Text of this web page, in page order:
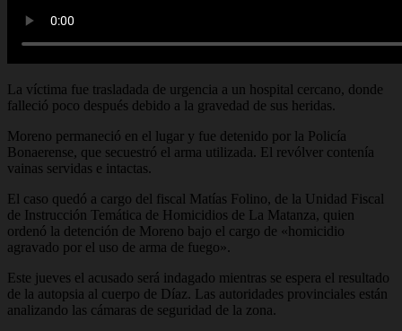
La víctima fue trasladada de urgencia a un hospital cercano, donde
falleció poco después debido a la gravedad de sus heridas.
Moreno permaneció en el lugar y fue detenido por la Policía
Bonaerense, que secuestró el arma utilizada. El revólver contenía
vainas servidas e intactas.
El caso quedó a cargo del fiscal Matías Folino, de la Unidad Fiscal
de Instrucción Temática de Homicidios de La Matanza, quien
ordenó la detención de Moreno bajo el cargo de «homicidio
agravado por el uso de arma de fuego».
Este jueves el acusado será indagado mientras se espera el resultado
de la autopsia al cuerpo de Díaz. Las autoridades provinciales están
analizando las cámaras de seguridad de la zona.